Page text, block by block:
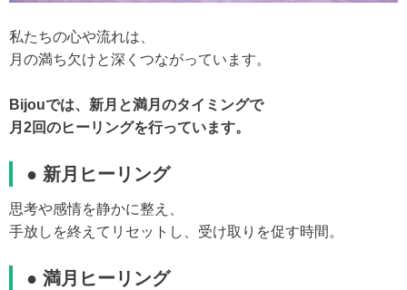
私たちの心や流れは、
月の満ち欠けと深くつながっています。
Bijouでは、新月と満月のタイミングで
月2回のヒーリングを行っています。
● 新月ヒーリング
思考や感情を静かに整え、
手放しを終えてリセットし、受け取りを促す時間。
● 満月ヒーリング